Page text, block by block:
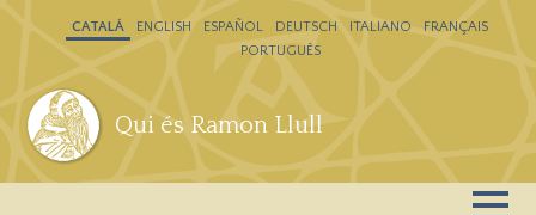
Vés al contingut
Qui és Ramon Llull
CATALÁ ENGLISH ESPAÑOL DEUTSCH ITALIANO
FRANÇAIS
PORTUGUÊS